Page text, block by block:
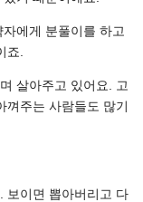
에게 분풀이를 하고
죠.
살아주고 있어요. 고
껴주는 사람들도 많기
보이면 뽑아버리고 다